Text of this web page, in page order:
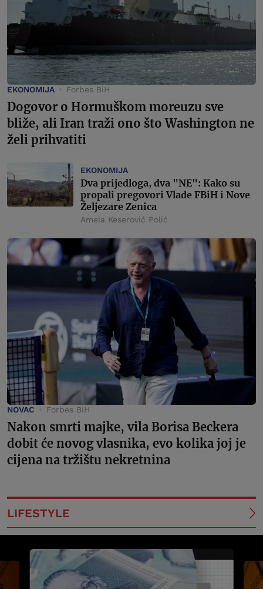
EKONOMIJA Forbes BiH
Dogovor o Hormuškom moreuzu sve
bliže, ali Iran traži ono što Washington ne
želi prihvatiti
EKONOMIJA
Dva prijedloga, dva "NE": Kako su
propali pregovori Vlade FBiH i Nove
Željezare Zenica
Amela Keserović Polić
NOVAC Forbes BiH
Nakon smrti majke, vila Borisa Beckera
dobit će novog vlasnika, evo kolika joj je
cijena na tržištu nekretnina
LIFESTYLE